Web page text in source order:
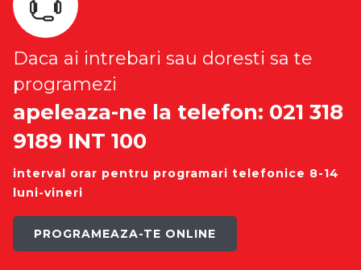
Daca ai intrebari sau doresti sa te
programezi
apeleaza-ne la telefon: 021 318
9189 INT 100
interval orar pentru programari telefonice 8-14
luni-vineri
PROGRAMEAZA-TE ONLINE